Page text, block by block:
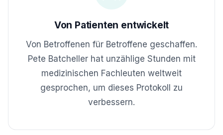
Von Patienten entwickelt
Von Betroffenen für Betroffene geschaffen.
Pete Batcheller hat unzählige Stunden mit
medizinischen Fachleuten weltweit
gesprochen, um dieses Protokoll zu
verbessern.